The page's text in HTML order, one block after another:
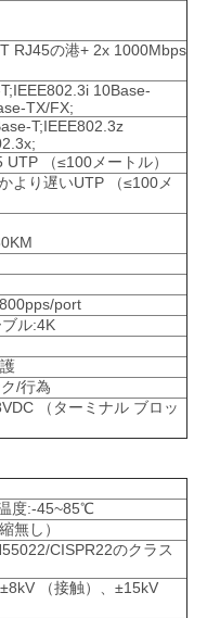
RJ45の港+ 2x 1000Mbps
10Base-
TX/FX;
T;IEEE802.3z
（≤100メートル）
より遅いUTP （≤100メ
port
ル:4K
/行為
（ターミナル ブロッ
度:-45~85℃
無し）
CISPR22のクラス
（接触）、±15kV